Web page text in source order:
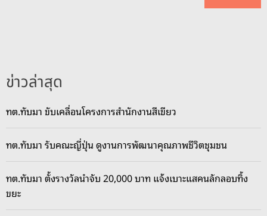
ข่าวล่าสุด
ทต.ทับมา ขับเคลื่อนโครงการสำนักงานสีเขียว
ทต.ทับมา รับคณะญี่ปุ่น ดูงานการพัฒนาคุณภาพชีวิตชุมชน
ทต.ทับมา ตั้งรางวัลนำจับ 20,000 บาท แจ้งเบาะแสคนลักลอบทิ้ง
ขยะ